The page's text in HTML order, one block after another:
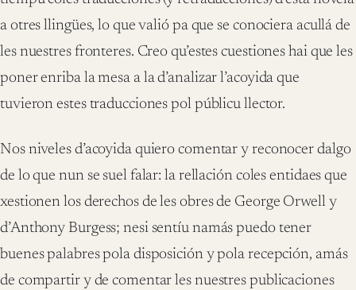
a otres llingües, lo que valió pa que se conociera acullá de
les nuestres fronteres. Creo qu’estes cuestiones hai que les
poner enriba la mesa a la d’analizar l’acoyida que
tuvieron estes traducciones pol públicu llector.
Nos niveles d’acoyida quiero comentar y reconocer dalgo
de lo que nun se suel falar: la rellación coles entidaes que
xestionen los derechos de les obres de George Orwell y
d’Anthony Burgess; nesi sentíu namás puedo tener
buenes palabres pola disposición y pola recepción, amás
de compartir y de comentar les nuestres publicaciones